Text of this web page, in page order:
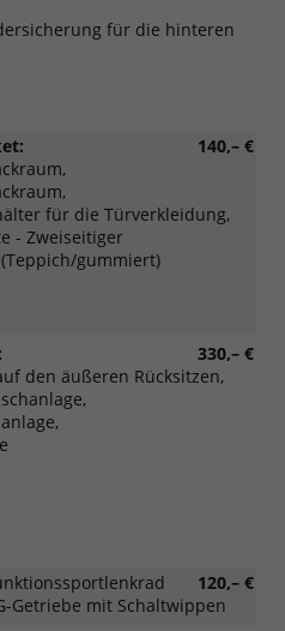
für die hinteren
140,– €
für die Türverkleidung,
- Zweiseitiger
gummiert)
330,– €
den äußeren Rücksitzen,
120,– €
Getriebe mit Schaltwippen